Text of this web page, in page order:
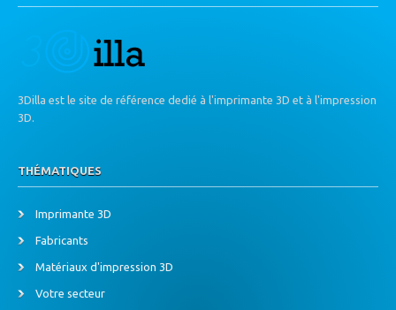
3Dilla est le site de référence dedié à l'imprimante 3D et à l'impression
3D.
THÉMATIQUES
Imprimante 3D
Fabricants
Matériaux d'impression 3D
Votre secteur